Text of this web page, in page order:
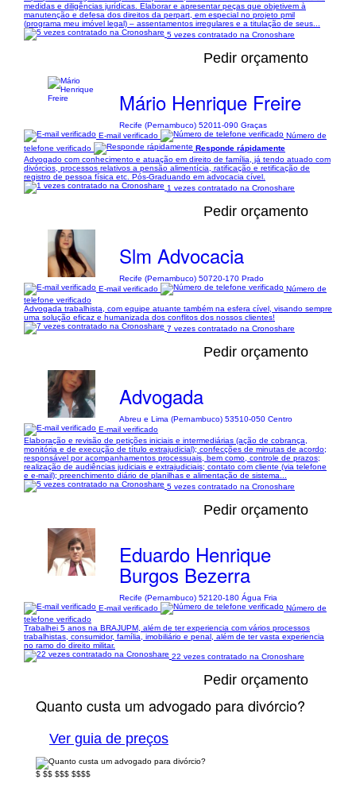
medidas e diligências jurídicas. Elaborar e apresentar peças que objetivem à
manutenção e defesa dos direitos da perpart, em especial no projeto pmil
(programa meu imóvel legal) – assentamentos irregulares e a titulação de seus...
5 vezes contratado na Cronoshare
Pedir orçamento
Mário Henrique Freire
Recife (Pernambuco) 52011-090 Graças
E-mail verificado
Número de
telefone verificado
Responde rápidamente
Advogado com conhecimento e atuação em direito de família, já tendo atuado com
divórcios, processos relativos a pensão alimentícia, ratificação e retificação de
registro de pessoa física etc. Pós-Graduando em advocacia cível.
1 vezes contratado na Cronoshare
Pedir orçamento
Slm Advocacia
Recife (Pernambuco) 50720-170 Prado
E-mail verificado
Número de
telefone verificado
Advogada trabalhista, com equipe atuante também na esfera cível, visando sempre
uma solução eficaz e humanizada dos conflitos dos nossos clientes!
7 vezes contratado na Cronoshare
Pedir orçamento
Advogada
Abreu e Lima (Pernambuco) 53510-050 Centro
E-mail verificado
Elaboração e revisão de petições iniciais e intermediárias (ação de cobrança,
monitória e de execução de título extrajudicial); confecções de minutas de acordo;
responsável por acompanhamentos processuais, bem como, controle de prazos;
realização de audiências judiciais e extrajudiciais; contato com cliente (via telefone
e e-mail); preenchimento diário de planilhas e alimentação de sistema...
5 vezes contratado na Cronoshare
Pedir orçamento
Eduardo Henrique
Burgos Bezerra
Recife (Pernambuco) 52120-180 Água Fria
E-mail verificado
Número de
telefone verificado
Trabalhei 5 anos na BRAJUPM, além de ter experiencia com vários processos
trabalhistas, consumidor, família, imobiliário e penal, além de ter vasta experiencia
no ramo do direito militar.
22 vezes contratado na Cronoshare
Pedir orçamento
Quanto custa um advogado para divórcio?
Ver guia de preços
$ $$ $$$ $$$$